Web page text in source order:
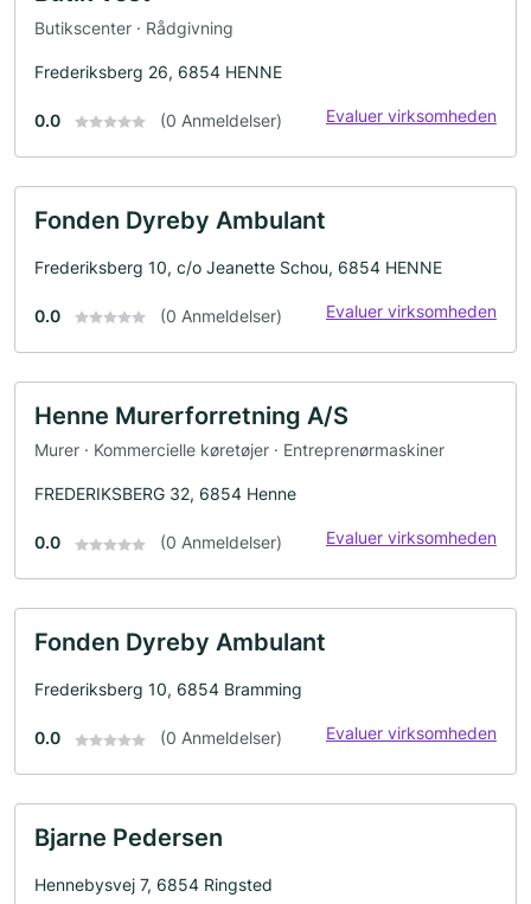
Butikscenter · Rådgivning
Frederiksberg 26, 6854 HENNE
0.0 (0 Anmeldelser) Evaluer virksomheden
Fonden Dyreby Ambulant
Frederiksberg 10, c/o Jeanette Schou, 6854 HENNE
0.0 (0 Anmeldelser) Evaluer virksomheden
Henne Murerforretning A/S
Murer · Kommercielle køretøjer · Entreprenørmaskiner
FREDERIKSBERG 32, 6854 Henne
0.0 (0 Anmeldelser) Evaluer virksomheden
Fonden Dyreby Ambulant
Frederiksberg 10, 6854 Bramming
0.0 (0 Anmeldelser) Evaluer virksomheden
Bjarne Pedersen
Hennebysvej 7, 6854 Ringsted